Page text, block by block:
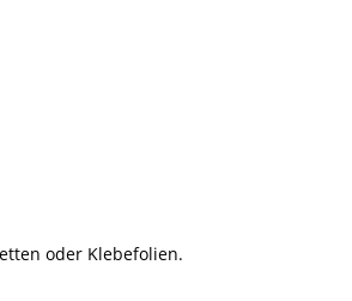
oder Klebefolien.